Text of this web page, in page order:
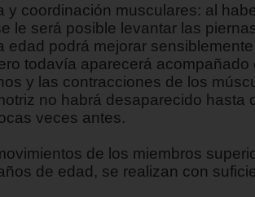
y coordinación musculares: al
le será posible levantar las
edad podrá mejorar
todavía aparecerá acompañado
y las contracciones de los
no habrá desaparecido hasta
veces antes.
de los miembros
de edad, se realizan con